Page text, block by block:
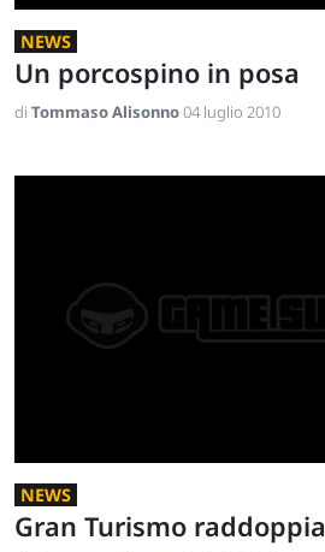
NEWS
Un porcospino in posa
di Tommaso Alisonno04 luglio 2010
NEWS
Gran Turismo raddoppia